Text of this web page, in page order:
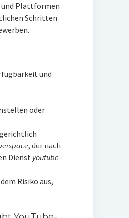
und Plattformen
Schritten
und
oder
, der nach
Dienst youtube-
Risiko aus,